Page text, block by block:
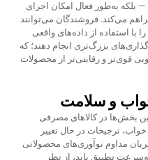
به‌طور فعال امکان اجرای
می‌کند. فروشندگان می‌توانند
با استفاده از داده‌های واقعی
بزرگ‌تری انجام دهند؛ که
قوی‌تر و رقابتی‌تر از محصولات
و سلامت
بخش‌ها در کالاهای مصرفی
ترجیحات در حال تغییر
مداوم نوآوری‌های محصولاتی
تطبیق یابد، از نظر